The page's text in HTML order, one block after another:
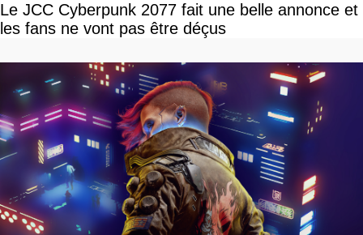
Le JCC Cyberpunk 2077 fait une belle annonce et
les fans ne vont pas être déçus